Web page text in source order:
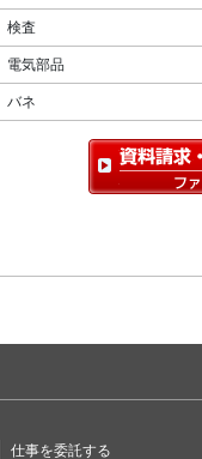
検査
電気部品
バネ
仕事を委託する